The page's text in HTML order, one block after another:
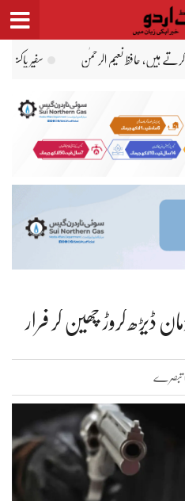
شخصیات سے ملاقاتیں لیاقت
ڈیڑھ کروڑ چھین کر فرار